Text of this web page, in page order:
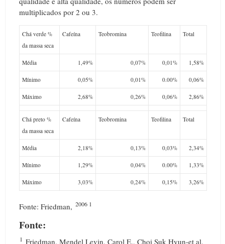
multiplicados por 2 ou 3.
Chá verde %
da massa seca
Cafeína Teobromina Teofilina Total
Média 1,49% 0,07% 0,01% 1,58%
Mínimo 0,05% 0,01% 0.00% 0,06%
Máximo 2,68% 0,26% 0,06% 2,86%
Chá preto %
da massa seca
Cafeína Teobromina Teofilina Total
Média 2,18% 0,13% 0,03% 2,34%
Mínimo 1,29% 0,04% 0.00% 1,33%
Máximo 3,03% 0,24% 0,15% 3,26%
Fonte: Friedman, 2006 1
Fonte:
1 Friedman, Mendel Levin, Carol E., Choi Suk Hyun-et al,